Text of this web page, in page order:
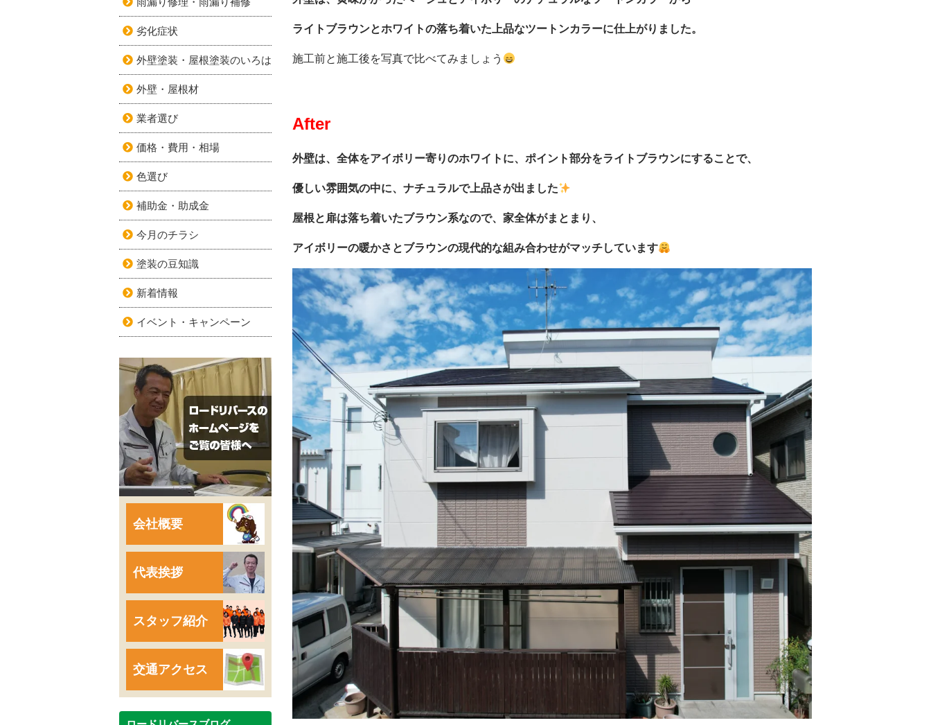
ライトブラウンとホワイトの落ち着いた上品なツートンカラーに仕上がりました。
施工前と施工後を写真で比べてみましょう
After
外壁は、全体をアイボリー寄りのホワイトに、ポイント部分をライトブラウンにすることで、
優しい雰囲気の中に、ナチュラルで上品さが出ました
屋根と扉は落ち着いたブラウン系なので、家全体がまとまり、
アイボリーの暖かさとブラウンの現代的な組み合わせがマッチしています
劣化症状
外壁塗装・屋根塗装のいろは
外壁・屋根材
業者選び
価格・費用・相場
色選び
補助金・助成金
今月のチラシ
塗装の豆知識
新着情報
イベント・キャンペーン
会社概要
代表挨拶
スタッフ紹介
交通アクセス